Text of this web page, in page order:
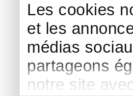
Les cookies
et les
médias
partageons
notre site